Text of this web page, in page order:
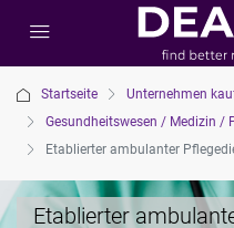
Startseite Unternehmen
Gesundheitswesen / Medizin /
Etablierter ambulanter
Etablierter